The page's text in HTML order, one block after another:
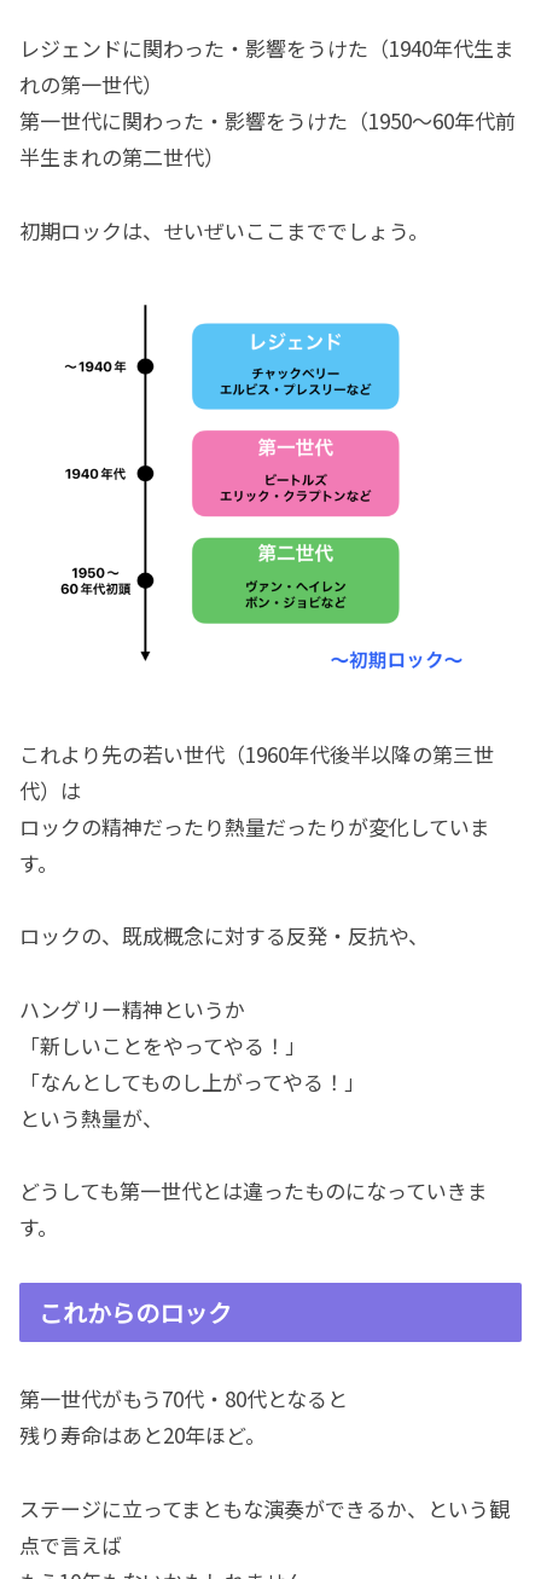
レジェンドに関わった・影響をうけた（1940年代生ま
れの第一世代）
第一世代に関わった・影響をうけた（1950〜60年代前
半生まれの第二世代）
初期ロックは、せいぜいここまででしょう。
これより先の若い世代（1960年代後半以降の第三世
代）は
ロックの精神だったり熱量だったりが変化していま
す。
ロックの、既成概念に対する反発・反抗や、
ハングリー精神というか
「新しいことをやってやる！」
「なんとしてものし上がってやる！」
という熱量が、
どうしても第一世代とは違ったものになっていきま
す。
これからのロック
第一世代がもう70代・80代となると
残り寿命はあと20年ほど。
ステージに立ってまともな演奏ができるか、という観
点で言えば